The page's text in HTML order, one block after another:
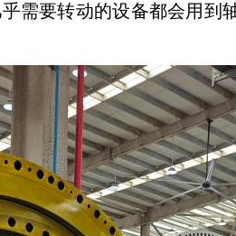
需要转动的设备都会用